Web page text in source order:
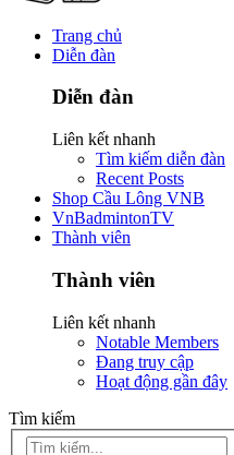
Trang chủ
Diễn đàn
Diễn đàn
Liên kết nhanh
Tìm kiếm diễn đàn
Recent Posts
Shop Cầu Lông VNB
VnBadmintonTV
Thành viên
Thành viên
Liên kết nhanh
Notable Members
Đang truy cập
Hoạt động gần đây
Tìm kiếm